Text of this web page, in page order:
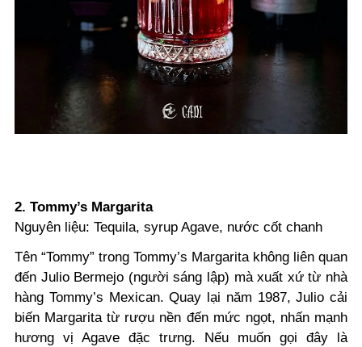
2. Tommy’s Margarita
Nguyên liệu: Tequila, syrup Agave, nước cốt chanh
Tên “Tommy” trong Tommy’s Margarita không liên quan
đến Julio Bermejo (người sáng lập) mà xuất xứ từ nhà
hàng Tommy’s Mexican. Quay lại năm 1987, Julio cải
biến Margarita từ rượu nền đến mức ngọt, nhấn mạnh
hương vị Agave đặc trưng. Nếu muốn gọi đây là